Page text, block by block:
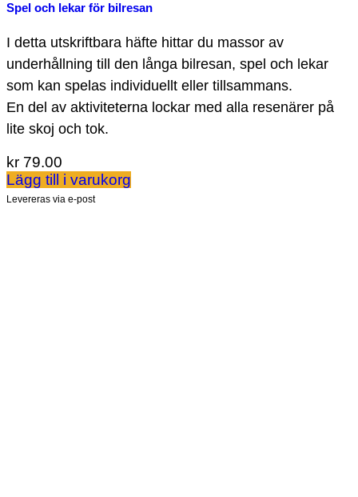
Spel och lekar för bilresan
I detta utskriftbara häfte hittar du massor av
underhållning till den långa bilresan, spel och lekar
som kan spelas individuellt eller tillsammans.
En del av aktiviteterna lockar med alla resenärer på
lite skoj och tok.
kr 79.00
Lägg till i varukorg
Levereras via e-post